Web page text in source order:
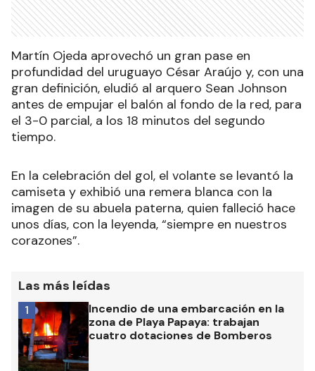
Martín Ojeda aprovechó un gran pase en
profundidad del uruguayo César Araújo y, con una
gran definición, eludió al arquero Sean Johnson
antes de empujar el balón al fondo de la red, para
el 3-0 parcial, a los 18 minutos del segundo
tiempo.
En la celebración del gol, el volante se levantó la
camiseta y exhibió una remera blanca con la
imagen de su abuela paterna, quien falleció hace
unos días, con la leyenda, “siempre en nuestros
corazones”.
Las más leídas
Incendio de una embarcación en la
zona de Playa Papaya: trabajan
cuatro dotaciones de Bomberos
1